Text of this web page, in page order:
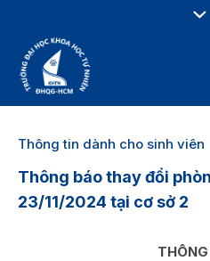
Thông tin dành cho sinh viên
Thông báo thay đổi
23/11/2024 tại cơ sở 2